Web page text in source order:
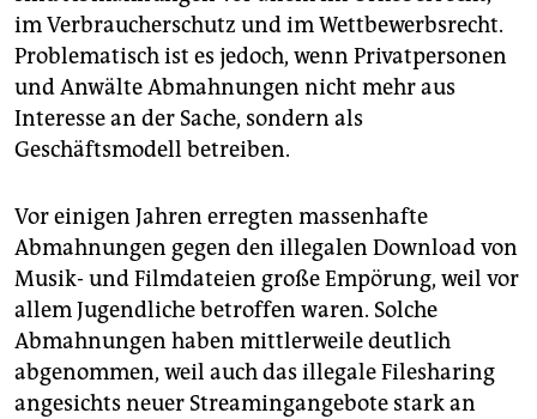
im Verbraucherschutz und im Wettbewerbsrecht.
Problematisch ist es jedoch, wenn Privatpersonen
und Anwälte Abmahnungen nicht mehr aus
Interesse an der Sache, sondern als
Geschäftsmodell betreiben.
Vor einigen Jahren erregten massenhafte
Abmahnungen gegen den illegalen Download von
Musik- und Filmdateien große Empörung, weil vor
allem Jugendliche betroffen waren. Solche
Abmahnungen haben mittlerweile deutlich
abgenommen, weil auch das illegale Filesharing
angesichts neuer Streaming­angebote stark an